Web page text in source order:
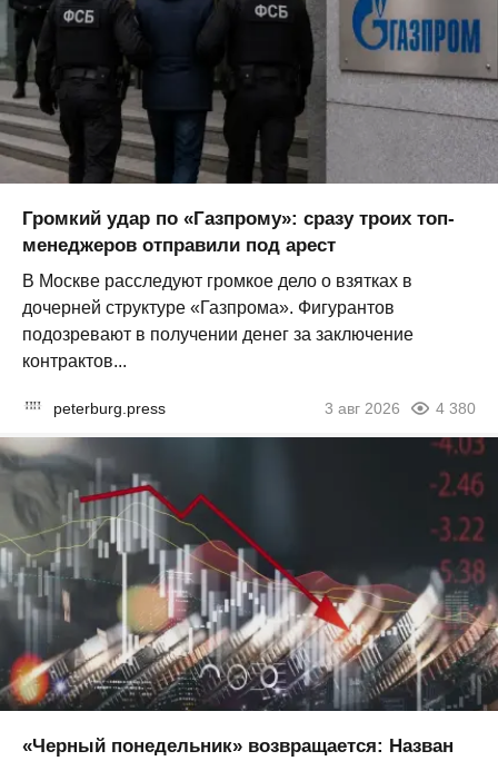
Громкий удар по «Газпрому»: сразу троих топ-
менеджеров отправили под арест
В Москве расследуют громкое дело о взятках в
дочерней структуре «Газпрома». Фигурантов
подозревают в получении денег за заключение
контрактов...
peterburg.press 3 авг 2026 4 380
«Черный понедельник» возвращается: Назван